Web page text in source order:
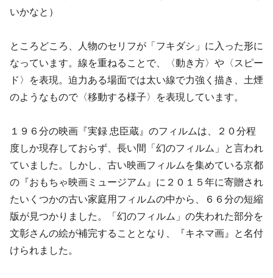
いかなと）
ところどころ、人物のセリフが「フキダシ」に入った形に
なっています。線を重ねることで、〈動き方〉や〈スピー
ド〉を表現。迫力ある場面では太い線で力強く描き、土煙
のようなもので〈移動する様子〉を表現しています。
１９６分の映画『実録 忠臣蔵』のフィルムは、２０分程
度しか現存しておらず、長い間「幻のフィルム」と言われ
ていました。しかし、古い映画フィルムを集めている京都
の『おもちゃ映画ミュージアム』に２０１５年に寄贈され
たいくつかの古い家庭用フィルムの中から、６６分の短縮
版が見つかりました。「幻のフィルム」の失われた部分を
文彰さんの絵が補完することとなり、『キネマ画』と名付
けられました。